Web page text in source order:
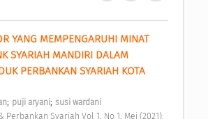
YANG MEMPENGARUHI MINAT
SYARIAH MANDIRI DALAM
PERBANKAN SYARIAH KOTA
; puji aryani; susi wardani